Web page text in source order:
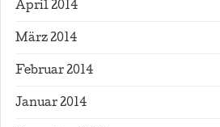
April 2014
März 2014
Februar 2014
Januar 2014